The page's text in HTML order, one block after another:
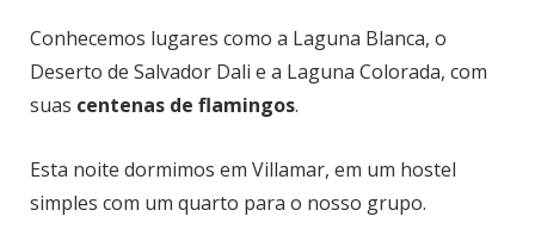
Conhecemos lugares como a Laguna Blanca, o
Deserto de Salvador Dali e a Laguna Colorada, com
suas centenas de flamingos.
Esta noite dormimos em Villamar, em um hostel
simples com um quarto para o nosso grupo.